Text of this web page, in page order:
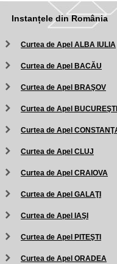
Instanțele din România
Curtea de Apel ALBA IULIA
Curtea de Apel BACĂU
Curtea de Apel BRAŞOV
Curtea de Apel BUCUREŞTI
Curtea de Apel
Curtea de Apel CLUJ
Curtea de Apel CRAIOVA
Curtea de Apel GALAŢI
Curtea de Apel IAŞI
Curtea de Apel PITEŞTI
Curtea de Apel ORADEA